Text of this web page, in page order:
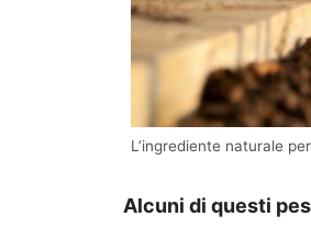
L’ingrediente naturale
Alcuni di questi